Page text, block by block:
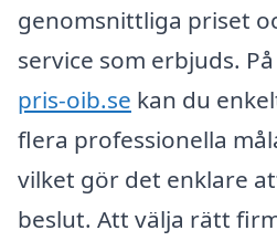
genomsnittliga priset
service som erbjuds. På
pris-oib.se kan du
flera professionella
vilket gör det enklare
beslut. Att välja rätt